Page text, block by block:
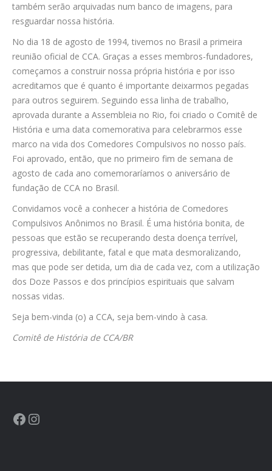
HISTÓRIA DE CCA/BR
também serão arquivadas num banco de imagens, para
resguardar nossa história.
No dia 18 de agosto de 1994, tivemos no Brasil a primeira
reunião oficial de CCA. Graças a esses membros-fundadores,
começamos a construir nossa própria história e por isso
acreditamos que é quanto é importante deixarmos pegadas
para outros seguirem. Seguindo essa linha de trabalho,
aprovada durante a Assembleia no Rio, foi criado o Comitê de
História e uma data comemorativa para celebrarmos esse
marco na vida dos Comedores Compulsivos no nosso país.
Foi aprovado, então, que no primeiro fim de semana de
agosto de cada ano comemoraríamos o aniversário de
fundação de CCA no Brasil.
Convidamos você a conhecer a história de Comedores
Compulsivos Anônimos no Brasil. É uma história bonita, de
pessoas que estão se recuperando desta doença terrível,
progressiva, debilitante, fatal e que mata desmoralizando,
mas que pode ser detida, um dia de cada vez, com a utilização
dos Doze Passos e dos princípios espirituais que salvam
nossas vidas.
Seja bem-vinda (o) a CCA, seja bem-vindo à casa.
Comitê de História de CCA/BR